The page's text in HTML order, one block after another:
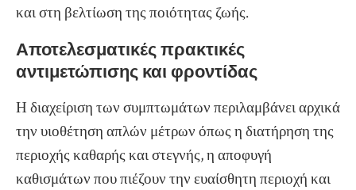
και στη βελτίωση της ποιότητας ζωής.
Αποτελεσματικές πρακτικές
αντιμετώπισης και φροντίδας
Η διαχείριση των συμπτωμάτων περιλαμβάνει αρχικά
την υιοθέτηση απλών μέτρων όπως η διατήρηση της
περιοχής καθαρής και στεγνής, η αποφυγή
καθισμάτων που πιέζουν την ευαίσθητη περιοχή και